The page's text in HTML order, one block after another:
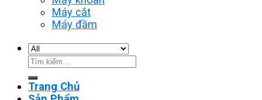
Máy cắt
Máy đầm
Tìm
kiếm:
Trang Chủ